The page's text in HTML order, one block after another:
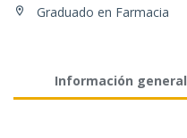
Graduado en Farmacia
Información general